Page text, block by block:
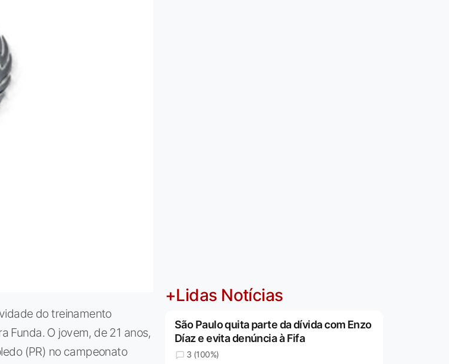
do treinamento
Funda. O jovem, de 21 anos,
(PR) no campeonato
+Lidas Notícias
São Paulo quita parte da dívida com Enzo
Díaz e evita denúncia à Fifa
3 (100%)